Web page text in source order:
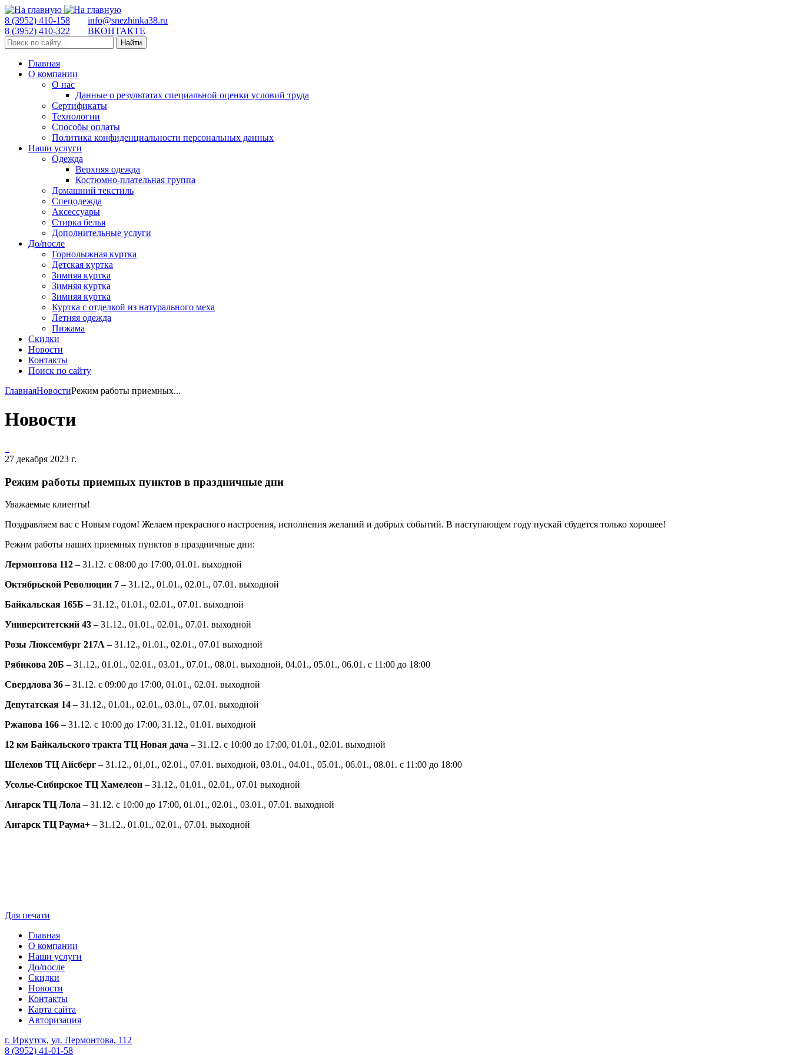
8 (3952) 410-158
8 (3952) 410-322
info@snezhinka38.ru
ВКОНТАКТЕ
Найти
Главная
О компании
О нас
Данные о результатах специальной оценки условий труда
Сертификаты
Технологии
Способы оплаты
Политика конфиденциальности персональных данных
Наши услуги
Одежда
Верхняя одежда
Костюмно-плательная группа
Домашний текстиль
Спецодежда
Аксессуары
Стирка белья
Дополнительные услуги
До/после
Горнолыжная куртка
Детская куртка
Зимняя куртка
Зимняя куртка
Зимняя куртка
Куртка с отделкой из натурального меха
Летняя одежда
Пижама
Скидки
Новости
Контакты
Поиск по сайту
ГлавнаяНовостиРежим работы приемных...
Новости
27 декабря 2023 г.
Режим работы приемных пунктов в праздничные дни
Уважаемые клиенты!
Поздравляем вас с Новым годом! Желаем прекрасного настроения, исполнения желаний и добрых событий. В наступающем году пускай сбудется только хорошее!
Режим работы наших приемных пунктов в праздничные дни:
Лермонтова 112 – 31.12. с 08:00 до 17:00, 01.01. выходной
Октябрьской Революции 7 – 31.12., 01.01., 02.01., 07.01. выходной
Байкальская 165Б – 31.12., 01.01., 02.01., 07.01. выходной
Университетский 43 – 31.12., 01.01., 02.01., 07.01. выходной
Розы Люксембург 217А – 31.12., 01.01., 02.01., 07.01 выходной
Рябикова 20Б – 31.12., 01.01., 02.01., 03.01., 07.01., 08.01. выходной, 04.01., 05.01., 06.01. с 11:00 до 18:00
Свердлова 36 – 31.12. с 09:00 до 17:00, 01.01., 02.01. выходной
Депутатская 14 – 31.12., 01.01., 02.01., 03.01., 07.01. выходной
Ржанова 166 – 31.12. с 10:00 до 17:00, 31.12., 01.01. выходной
12 км Байкальского тракта ТЦ Новая дача – 31.12. с 10:00 до 17:00, 01.01., 02.01. выходной
Шелехов ТЦ Айсберг – 31.12., 01,01., 02.01., 07.01. выходной, 03.01., 04.01., 05.01., 06.01., 08.01. с 11:00 до 18:00
Усолье-Сибирское ТЦ Хамелеон – 31.12., 01.01., 02.01., 07.01 выходной
Ангарск ТЦ Лола – 31.12. с 10:00 до 17:00, 01.01., 02.01., 03.01., 07.01. выходной
Ангарск ТЦ Раума+ – 31.12., 01.01., 02.01., 07.01. выходной
Для печати
Главная
О компании
Наши услуги
До/после
Скидки
Новости
Контакты
Карта сайта
Авторизация
г. Иркутск, ул. Лермонтова, 112
8 (3952) 41-01-58